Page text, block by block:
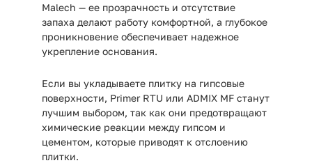
Malech — ее прозрачность и отсутствие
запаха делают работу комфортной, а глубокое
проникновение обеспечивает надежное
укрепление основания.
Если вы укладываете плитку на гипсовые
поверхности, Primer RTU или ADMIX MF станут
лучшим выбором, так как они предотвращают
химические реакции между гипсом и
цементом, которые приводят к отслоению
плитки.